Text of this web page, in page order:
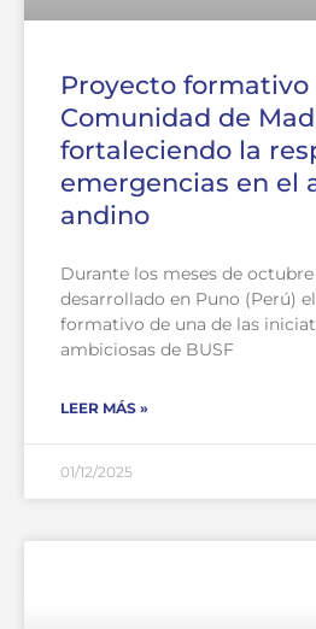
Proyecto formativo
Comunidad de
fortaleciendo la
emergencias en el
andino
Durante los meses de
desarrollado en Puno (Perú)
formativo de una de las
ambiciosas de BUSF
LEER MÁS »
01/12/2025